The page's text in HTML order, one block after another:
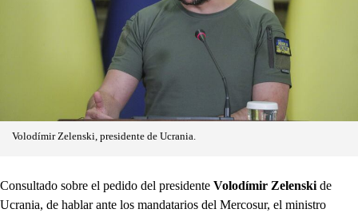
Volodímir Zelenski, presidente de Ucrania.
Consultado sobre el pedido del presidente Volodímir Zelenski de
Ucrania, de hablar ante los mandatarios del Mercosur, el ministro